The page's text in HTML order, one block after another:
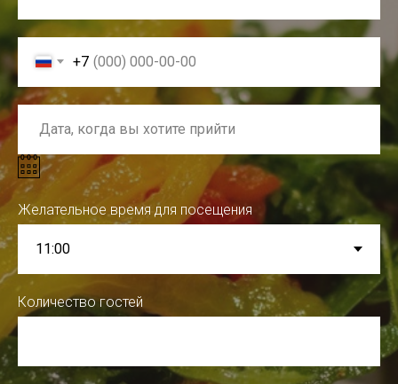
+7
Желательное время для посещения
Количество гостей